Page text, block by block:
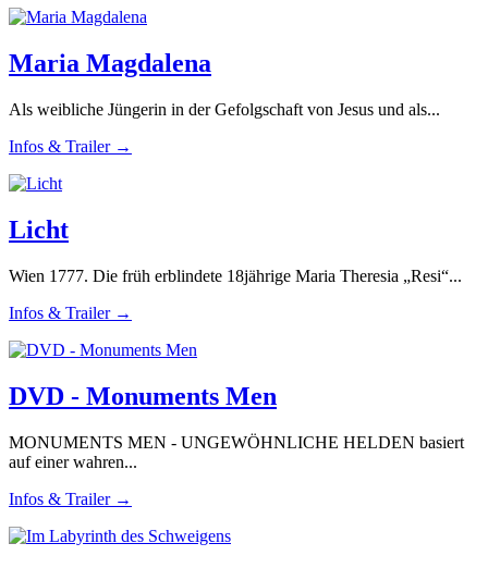
Maria Magdalena
Als weibliche Jüngerin in der Gefolgschaft von Jesus und als...
Infos & Trailer →
Licht
Wien 1777. Die früh erblindete 18jährige Maria Theresia „Resi“...
Infos & Trailer →
DVD - Monuments Men
MONUMENTS MEN - UNGEWÖHNLICHE HELDEN basiert
auf einer wahren...
Infos & Trailer →